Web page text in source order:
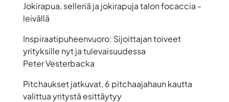
Jokirapua, selleriä ja jokirapujatalon focaccia -
leivällä
Inspiraatipuheenvuoro: Sijoittajan toiveet
yrityksille nyt ja tulevaisuudessa
Peter Vesterbacka
Pitchaukset jatkuvat, 6 pitchaajahaun kautta
valittua yritystä esittäytyy